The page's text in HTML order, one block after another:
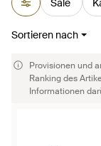
Sale
Sortieren nach
Provisionen und
Ranking des
Informationen